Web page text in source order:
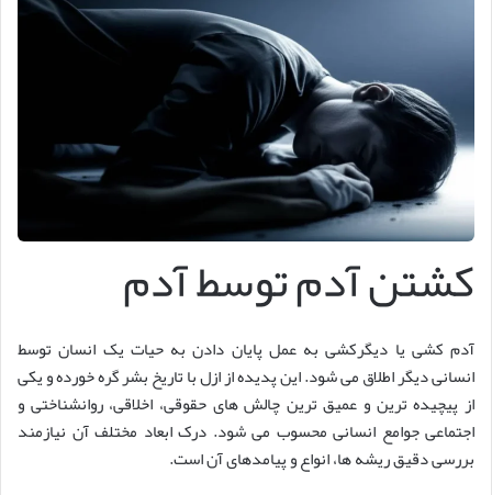
کشتن آدم توسط آدم
آدم کشی یا دیگرکشی به عمل پایان دادن به حیات یک انسان توسط
انسانی دیگر اطلاق می شود. این پدیده از ازل با تاریخ بشر گره خورده و یکی
از پیچیده ترین و عمیق ترین چالش های حقوقی، اخلاقی، روانشناختی و
اجتماعی جوامع انسانی محسوب می شود. درک ابعاد مختلف آن نیازمند
بررسی دقیق ریشه ها، انواع و پیامدهای آن است.